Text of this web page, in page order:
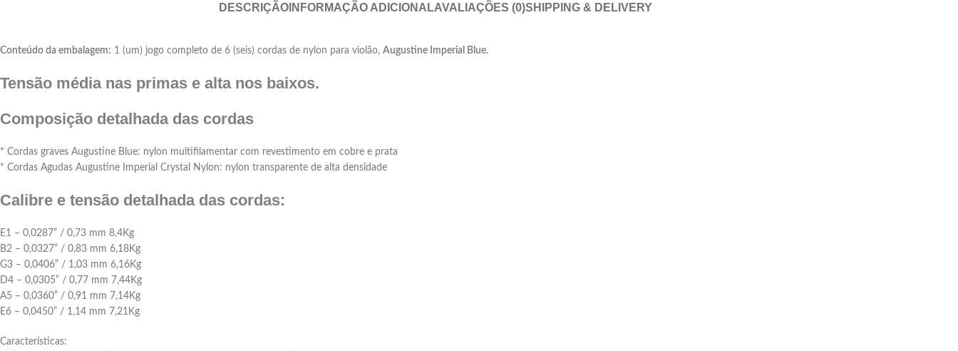
DESCRIÇÃO INFORMAÇÃO ADICIONALAVALIAÇÕES (0)SHIPPING & DELIVERY
Conteúdo da embalagem: 1 (um) jogo completo de 6 (seis) cordas de nylon para violão, Augustine Imperial Blue.
Tensão média nas primas e alta nos baixos.
Composição detalhada das cordas
* Cordas graves Augustine Blue: nylon multifilamentar com revestimento em cobre e prata
* Cordas Agudas Augustine Imperial Crystal Nylon: nylon transparente de alta densidade
Calibre e tensão detalhada das cordas:
E1 – 0,0287” / 0,73 mm 8,4Kg
B2 – 0,0327” / 0,83 mm 6,18Kg
G3 – 0,0406” / 1,03 mm 6,16Kg
D4 – 0,0305” / 0,77 mm 7,44Kg
A5 – 0,0360” / 0,91 mm 7,14Kg
E6 – 0,0450” / 1,14 mm 7,21Kg
Características: